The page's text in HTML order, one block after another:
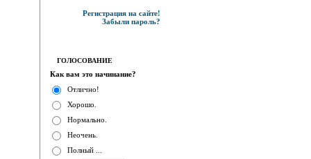
Регистрация на сайте!
Забыли пароль?
ГОЛОСОВАНИЕ
Как вам это начинание?
Отлично!
Хорошо.
Нормально.
Неочень.
Полный ...